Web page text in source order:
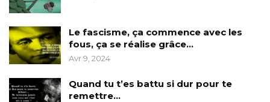
Le fascisme, ça commence avec les
fous, ça se réalise grâce…
Avr 9, 2024
Quand tu t’es battu si dur pour te
remettre…